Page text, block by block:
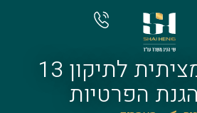
סקירה תמציתית לתיקון 13
הפרטיות